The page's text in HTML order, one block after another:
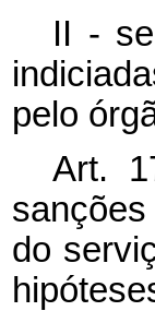
II -
pelo
Art.
do